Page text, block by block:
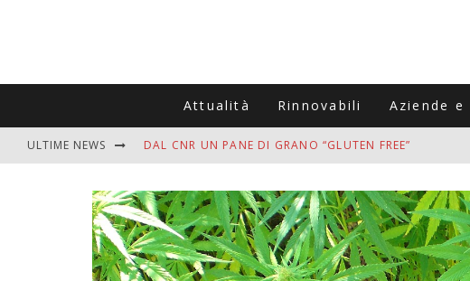
Attualità Rinnovabili Aziende
ULTIME NEWS DAL CNR UN PANE DI GRANO “GLUTEN FREE”
MUTTI ASSUME A OLIVETO CITRA 400
ZANZARE IN VACANZA? I 3 ERRORI PIÙ COMUNI CHE